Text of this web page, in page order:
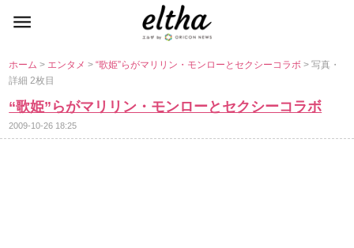
ホーム> エンタメ>“歌姫”らがマリリン・モンローとセクシーコラボ> 写真・
詳細 2枚目
“歌姫”らがマリリン・モンローとセクシーコラボ
2009-10-26 18:25